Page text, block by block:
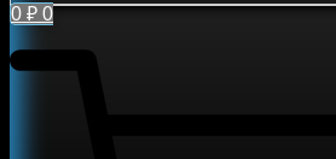
0 ₽ 0